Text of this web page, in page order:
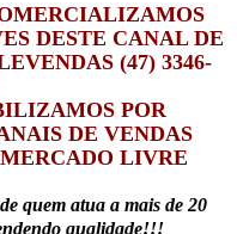
DESTE CANAL DE
(47) 3346-
POR
DE VENDAS
LIVRE
quem atua a mais de 20
qualidade!!!